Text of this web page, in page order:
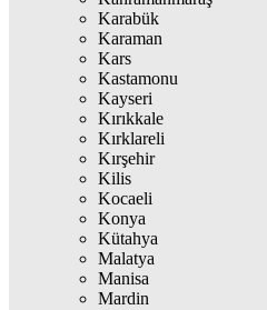
Karabük
Karaman
Kars
Kastamonu
Kayseri
Kırıkkale
Kırklareli
Kırşehir
Kilis
Kocaeli
Konya
Kütahya
Malatya
Manisa
Mardin